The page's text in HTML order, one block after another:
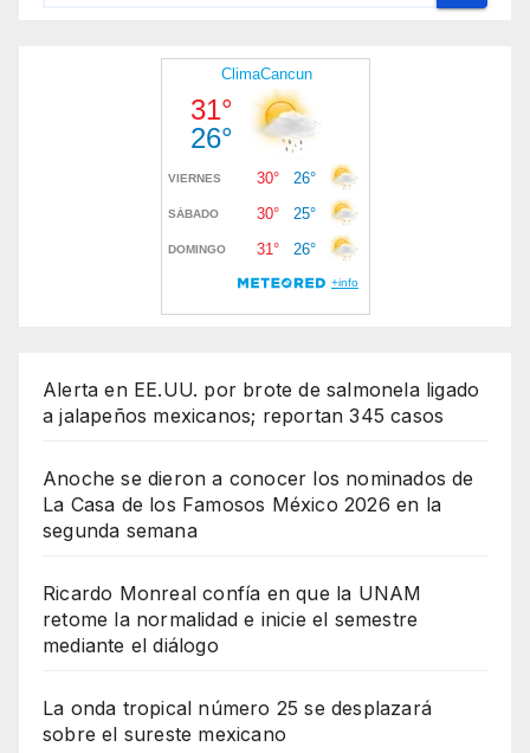
Alerta en EE.UU. por brote de salmonela ligado
a jalapeños mexicanos; reportan 345 casos
Anoche se dieron a conocer los nominados de
La Casa de los Famosos México 2026 en la
segunda semana
Ricardo Monreal confía en que la UNAM
retome la normalidad e inicie el semestre
mediante el diálogo
La onda tropical número 25 se desplazará
sobre el sureste mexicano